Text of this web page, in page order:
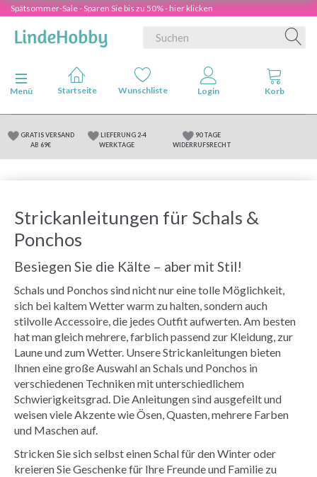
Spätsommer-Sale - Sparen Sie bis zu 50% - hier klicken
Anzeige ändern
Menü
GRATIS VERSAND
AB 69€
LIEFERUNG 2-4
WERKTAGE
90 TAGE
WIDERRUFSRECHT
Strickanleitungen für Schals &
Ponchos
Besiegen Sie die Kälte – aber mit Stil!
Schals und Ponchos sind nicht nur eine tolle Möglichkeit,
sich bei kaltem Wetter warm zu halten, sondern auch
stilvolle Accessoire, die jedes Outfit aufwerten. Am besten
hat man gleich mehrere, farblich passend zur Kleidung, zur
Laune und zum Wetter. Unsere Strickanleitungen bieten
Ihnen eine große Auswahl an Schals und Ponchos in
verschiedenen Techniken mit unterschiedlichem
Schwierigkeitsgrad. Die Anleitungen sind ausgefeilt und
weisen viele Akzente wie Ösen, Quasten, mehrere Farben
und Maschen auf.
Stricken Sie sich selbst einen Schal für den Winter oder
kreieren Sie Geschenke für Ihre Freunde und Familie zu